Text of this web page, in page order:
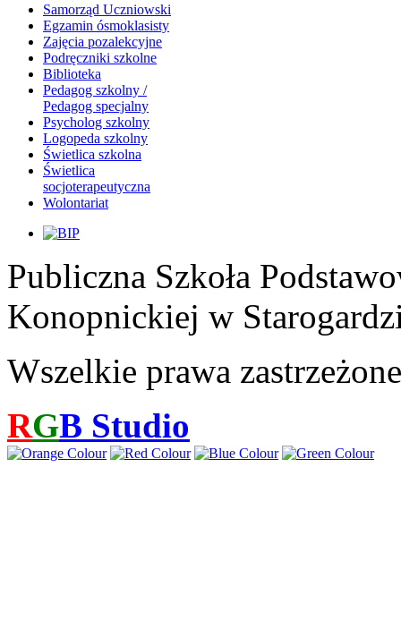
Samorząd Uczniowski
Egzamin ósmoklasisty
Zajęcia pozalekcyjne
Podręczniki szkolne
Biblioteka
Pedagog szkolny /
Pedagog specjalny
Psycholog szkolny
Logopeda szkolny
Świetlica szkolna
Świetlica
socjoterapeutyczna
Wolontariat
Publiczna Szkoła
Konopnickiej w
Wszelkie prawa zastrzeżone
RGB Studio